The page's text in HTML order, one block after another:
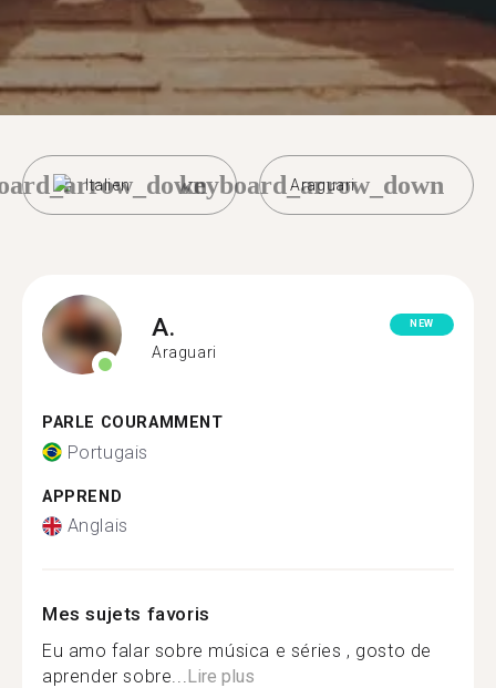
Italien Araguari
keyboard_arrow_down
A.
Araguari
NEW
PARLE COURAMMENT
Portugais
APPREND
Anglais
Mes sujets favoris
Eu amo falar sobre música e séries , gosto de
aprender sobre...Lire plus